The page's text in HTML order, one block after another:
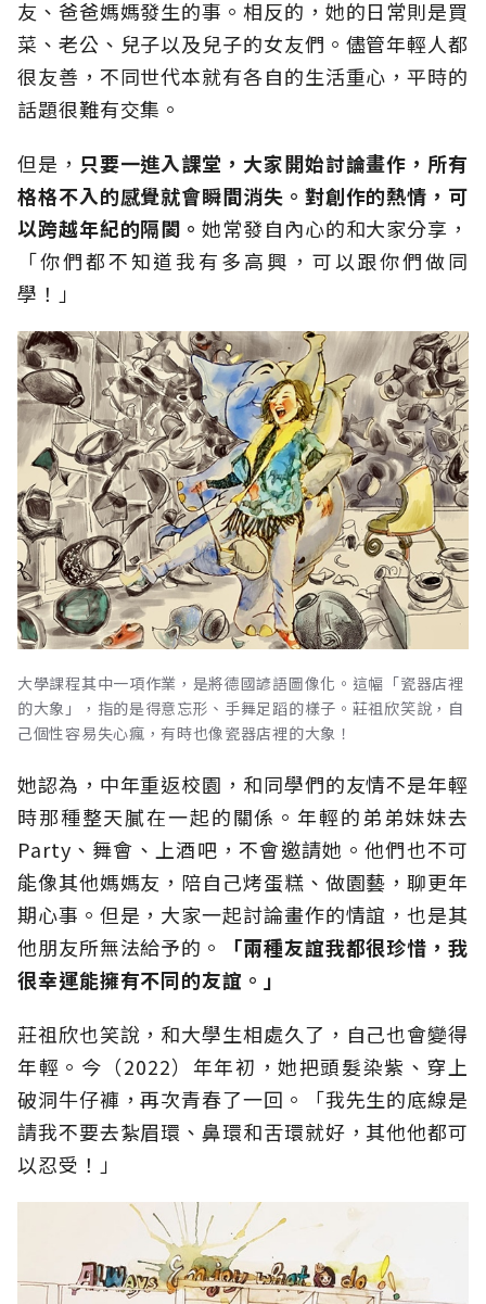
友、爸爸媽媽發生的事。相反的，她的日常則是買
菜、老公、兒子以及兒子的女友們。儘管年輕人都
很友善，不同世代本就有各自的生活重心，平時的
話題很難有交集。
但是， 只要一進入課堂，大家開始討論畫作，所有
格格不入的感覺就會瞬間消失。對創作的熱情，可
以跨越年紀的隔閡。她常發自內心的和大家分享，
「你們都不知道我有多高興，可以跟你們做同
學！」
大學課程其中一項作業，是將德國諺語圖像化。這幅「瓷器店裡
的大象」，指的是得意忘形、手舞足蹈的樣子。莊祖欣笑說，自
己個性容易失心瘋，有時也像瓷器店裡的大象！
她認為，中年重返校園，和同學們的友情不是年輕
時那種整天膩在一起的關係。年輕的弟弟妹妹去
Party、舞會、上酒吧，不會邀請她。他們也不可
能像其他媽媽友，陪自己烤蛋糕、做園藝，聊更年
期心事。但是，大家一起討論畫作的情誼，也是其
他朋友所無法給予的。
「兩種友誼我都很珍惜，我
很幸運能擁有不同的友誼。」
莊祖欣也笑說，和大學生相處久了，自己也會變得
年輕。今（2022）年年初，她把頭髮染紫、穿上
破洞牛仔褲，再次青春了一回。「我先生的底線是
請我不要去紮眉環、鼻環和舌環就好，其他他都可
以忍受！」